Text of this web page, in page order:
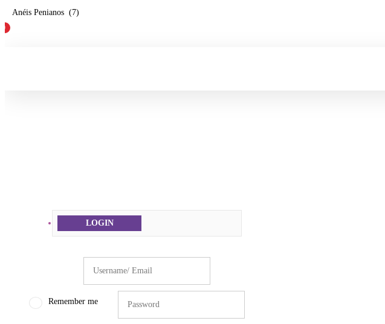
0
LOGIN
Remember me